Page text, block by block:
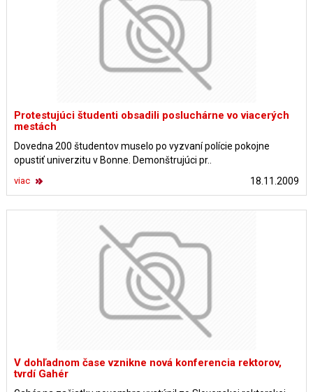
Protestujúci študenti obsadili posluchárne vo viacerých
mestách
Dovedna 200 študentov muselo po vyzvaní polície pokojne
opustiť univerzitu v Bonne. Demonštrujúci pr..
18.11.2009
viac
V dohľadnom čase vznikne nová konferencia rektorov,
tvrdí Gahér